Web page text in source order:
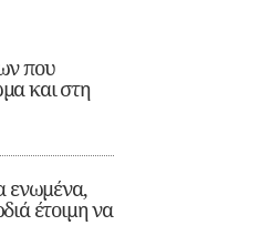
που
και στη
ενωμένα,
έτοιμη να